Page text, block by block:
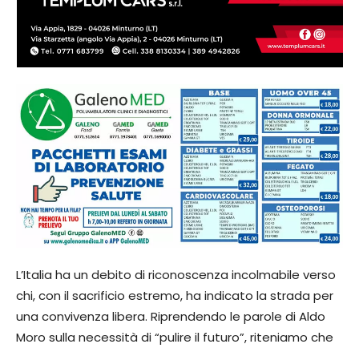
​L’Italia ha un debito di riconoscenza incolmabile verso
chi, con il sacrificio estremo, ha indicato la strada per
una convivenza libera. Riprendendo le parole di Aldo
Moro sulla necessità di “pulire il futuro”, riteniamo che